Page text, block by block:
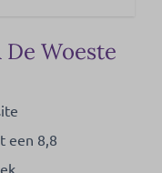
Woeste
een 8,8